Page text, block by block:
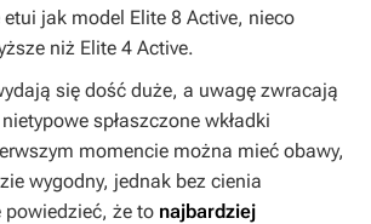
jak model Elite 8 Active, nieco
niż Elite 4 Active.
się dość duże, a uwagę zwracają
spłaszczone wkładki
momencie można mieć obawy,
wygodny, jednak bez cienia
że to najbardziej